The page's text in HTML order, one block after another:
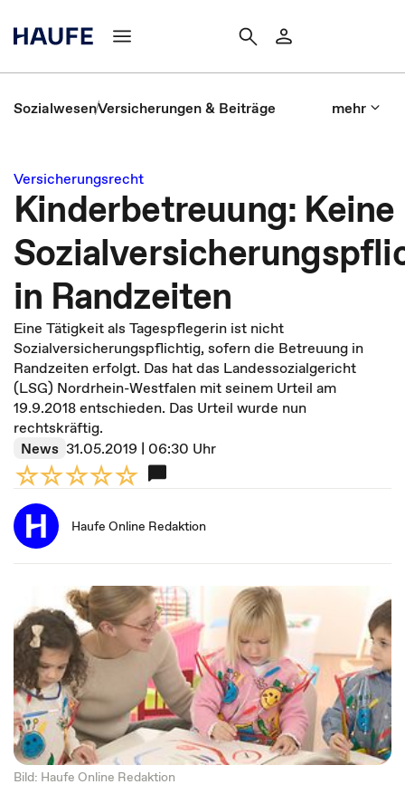
SozialwesenVersicherungen & Beiträge mehr
Versicherungsrecht
Kinderbetreuung: Keine
in Randzeiten
Eine Tätigkeit als Tagespflegerin ist nicht
Sozialversicherungspflichtig, sofern die Betreuung in
Randzeiten erfolgt. Das hat das Landessozialgericht
(LSG) Nordrhein-Westfalen mit seinem Urteil am
19.9.2018 entschieden. Das Urteil wurde nun
rechtskräftig.
News 31.05.2019 | 06:30 Uhr
Haufe Online Redaktion
Bild: Haufe Online Redaktion